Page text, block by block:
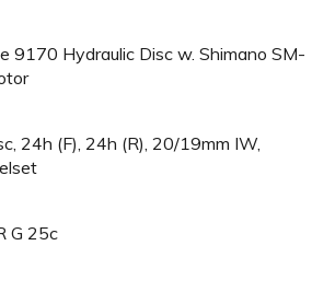
9170 Hydraulic Disc w. Shimano SM-
24h (F), 24h (R), 20/19mm IW,
G 25c